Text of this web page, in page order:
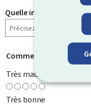
Quelle information
Comment évaluez-
Très mauvaise
Très bonne